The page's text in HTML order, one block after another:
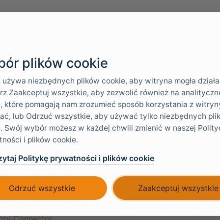
logowanie - API
zewnętrznemu logowaniu możesz uwierzytelniać
przezwywołanie API . Implementujesz API;
kombinację i zwraca sukces lub porażkę. Użyj
wykorzystać istniejący magazyn użytkowników jako
logowaniu możesz tworzyćużytkowników
np. imienia lub adresu e-mail.
aby użytkownicy pozostali
użytkownikami
hasłem i cykl życia hasła są delegowane do
plików cookie
używa niezbędnych plików cookie, aby witryna mogła
Zaakceptuj wszystkie, aby zezwolić również na
które pomagają nam zrozumieć sposób korzystania z
lub Odrzuć wszystkie, aby używać tylko niezbędnych
Swój wybór możesz w każdej chwili zmienić w naszej
i plików cookie.
Politykę prywatności i plików cookie
Odrzuć wszystkie Zaakceptuj wszystkie